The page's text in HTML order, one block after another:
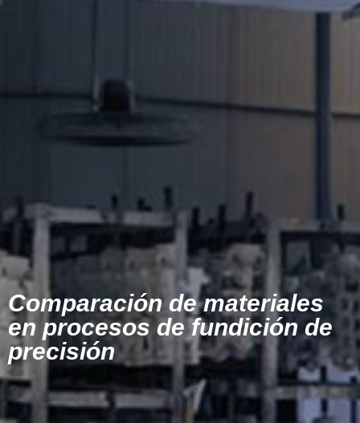
Comparación de materiales
en procesos de fundición de
precisión